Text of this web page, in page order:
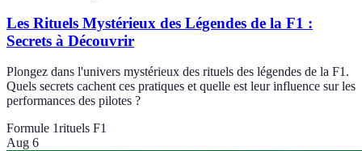
Les Rituels Mystérieux des Légendes de la F1 :
Secrets à Découvrir
Plongez dans l'univers mystérieux des rituels des légendes de la F1.
Quels secrets cachent ces pratiques et quelle est leur influence sur les
performances des pilotes ?
Formule 1rituels F1
Aug 6